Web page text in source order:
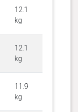
12.1
kg
12.1
kg
11.9
kg